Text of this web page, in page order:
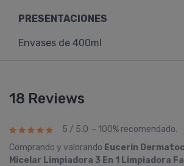
PRESENTACIONES
Envases de 400ml
18 Reviews
5 / 5.0 - 100% recomendado.
Comprando y valorando Eucerin
Micelar Limpiadora 3 En 1 Limpiadora